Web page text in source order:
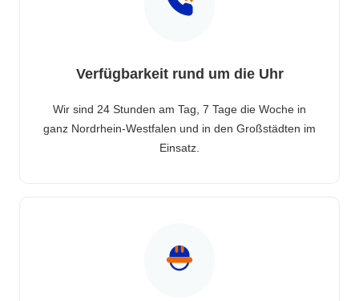
Verfügbarkeit rund um die Uhr
Wir sind 24 Stunden am Tag, 7 Tage die Woche in
ganz Nordrhein-Westfalen und in den Großstädten im
Einsatz.